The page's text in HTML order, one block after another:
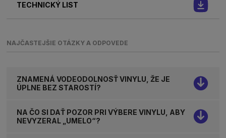
TECHNICKÝ LIST
NAJČASTEJŠIE OTÁZKY A ODPOVEDE
ZNAMENÁ VODEODOLNOSŤ VINYLU, ŽE JE
ÚPLNE BEZ STAROSTÍ?
NA ČO SI DAŤ POZOR PRI VÝBERE VINYLU, ABY
NEVYZERAL „UMELO“?